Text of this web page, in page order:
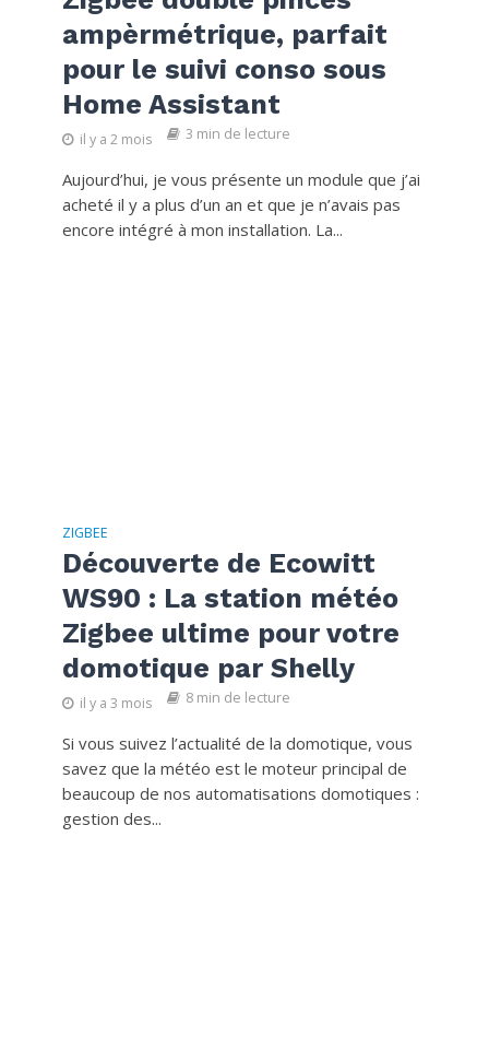
ampèrmétrique, parfait
pour le suivi conso sous
Home Assistant
il y a 2 mois 3 min de lecture
Aujourd’hui, je vous présente un module que j’ai
acheté il y a plus d’un an et que je n’avais pas
encore intégré à mon installation. La...
ZIGBEE
Découverte de Ecowitt
WS90 : La station météo
Zigbee ultime pour votre
domotique par Shelly
il y a 3 mois 8 min de lecture
Si vous suivez l’actualité de la domotique, vous
savez que la météo est le moteur principal de
beaucoup de nos automatisations domotiques :
gestion des...